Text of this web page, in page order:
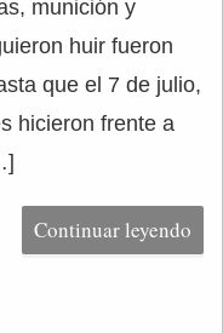
munición y
huir fueron
que el 7 de julio,
hicieron frente a
Continuar leyendo